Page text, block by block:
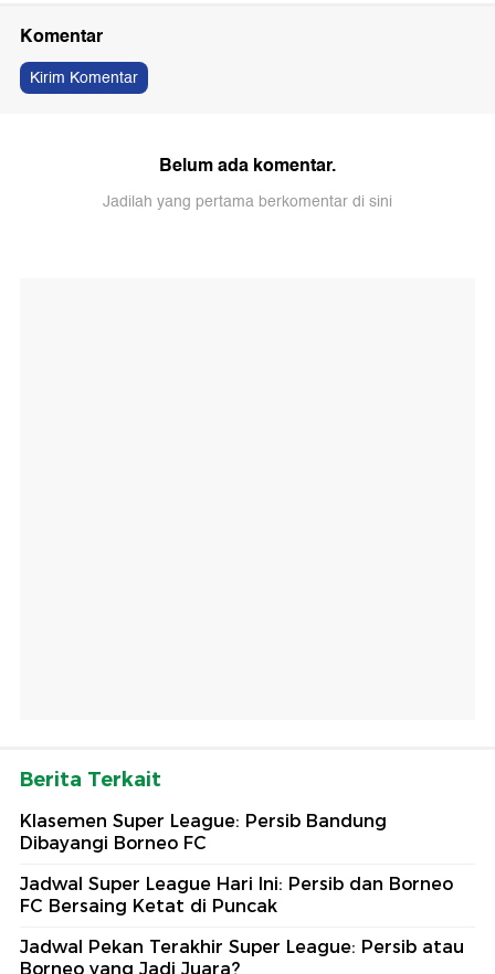
Komentar
Kirim Komentar
Belum ada komentar.
Jadilah yang pertama berkomentar di sini
Berita Terkait
Klasemen Super League: Persib Bandung
Dibayangi Borneo FC
Jadwal Super League Hari Ini: Persib dan Borneo
FC Bersaing Ketat di Puncak
Jadwal Pekan Terakhir Super League: Persib atau
Borneo yang Jadi Juara?